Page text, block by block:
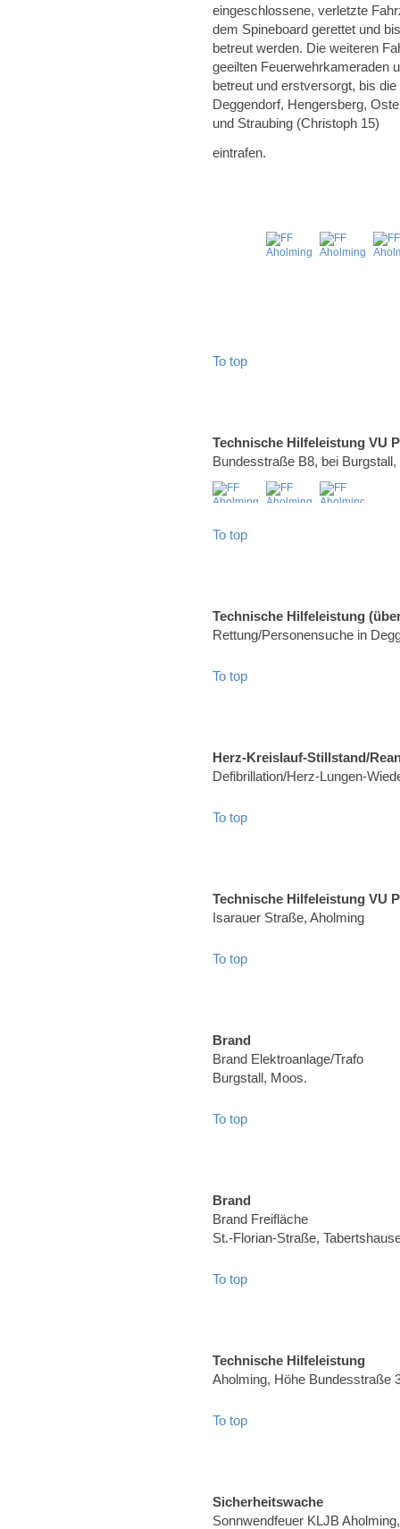
eingeschlossene, verletzte
dem Spineboard gerettet und
betreut werden. Die weiteren
geeilten Feuerwehrkameraden
betreut und erstversorgt, bis
Deggendorf, Hengersberg,
und Straubing (Christoph 15)
eintrafen.
To top
Technische Hilfeleistung VU
Bundesstraße B8, bei
To top
Technische Hilfeleistung
Rettung/Personensuche in
To top
Herz-Kreislauf-Stillstand/
Defibrillation/Herz-Lungen-
To top
Technische Hilfeleistung VU
Isarauer Straße, Aholming
To top
Brand
Brand Elektroanlage/Trafo
Burgstall, Moos.
To top
Brand
Brand Freifläche
St.-Florian-Straße,
To top
Technische Hilfeleistung
Aholming, Höhe Bundesstraße
To top
Sicherheitswache
Sonnwendfeuer KLJB